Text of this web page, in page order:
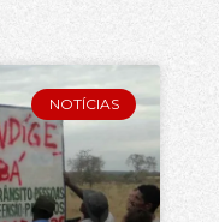
NOTÍCIAS